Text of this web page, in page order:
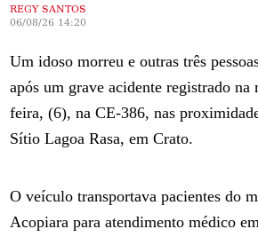
REGY SANTOS
06/08/26 14:20
Um idoso morreu e outras três
após um grave acidente registrado na
feira, (6), na CE-386, nas
Sítio Lagoa Rasa, em Crato.
O veículo transportava pacientes do
Acopiara para atendimento médico